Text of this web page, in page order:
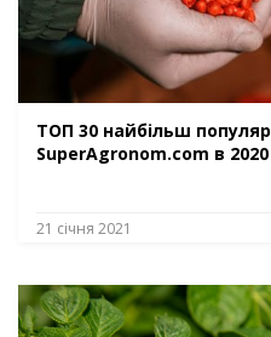
ТОП 30 найбільш
SuperAgronom.com в 2020
21 січня 2021